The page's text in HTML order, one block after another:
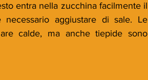
entra nella zucchina facilmente il
aggiustare di sale. Le
calde, ma anche tiepide sono